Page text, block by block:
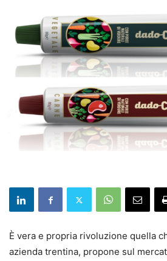
È vera e propria rivoluzione quella
azienda trentina, propone sul